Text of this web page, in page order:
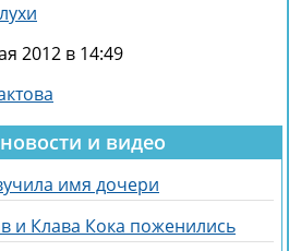
2012 в 14:49
и видео
имя дочери
и Клава Кока поженились